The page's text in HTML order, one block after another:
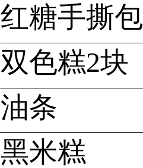
红糖手撕包
双色糕2块
油条
黑米糕